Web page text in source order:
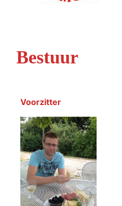
Bestuur
Voorzitter